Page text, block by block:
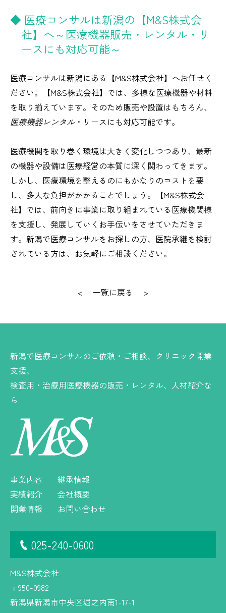
◆ 医療コンサルは新潟の【M&S株式会
社】へ～医療機器販売・レンタル・リ
ースにも対応可能～
医療コンサルは新潟にある【M&S株式会社】へお任せく
ださい。【M&S株式会社】では、多様な医療機器や材料
を取り揃えています。そのため販売や設置はもちろん、
医療機器レンタル・リースにも対応可能です。
医療機関を取り巻く環境は大きく変化しつつあり、最新
の機器や設備は医療経営の本質に深く関わってきます。
しかし、医療環境を整えるのにもかなりのコストを要
し、多大な負担がかかることでしょう。【M&S株式会
社】では、前向きに事業に取り組まれている医療機関様
を支援し、発展していくお手伝いをさせていただきま
す。新潟で医療コンサルをお探しの方、医院承継を検討
されている方は、お気軽にご相談ください。
< 一覧に戻る >
新潟で医療コンサルのご依頼・ご相談、クリニック開業
支援、
検査用・治療用医療機器の販売・レンタル、人材紹介な
ら
事業内容
実績紹介
開業情報
継承情報
会社概要
お問い合わせ
025-240-0600
M&S株式会社
〒950-0982
新潟県新潟市中央区堀之内南1-17-1